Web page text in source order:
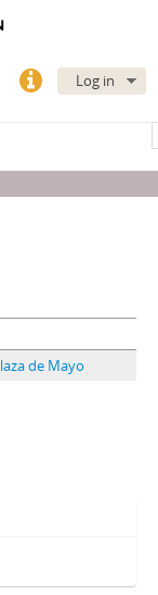
Log in
de Mayo